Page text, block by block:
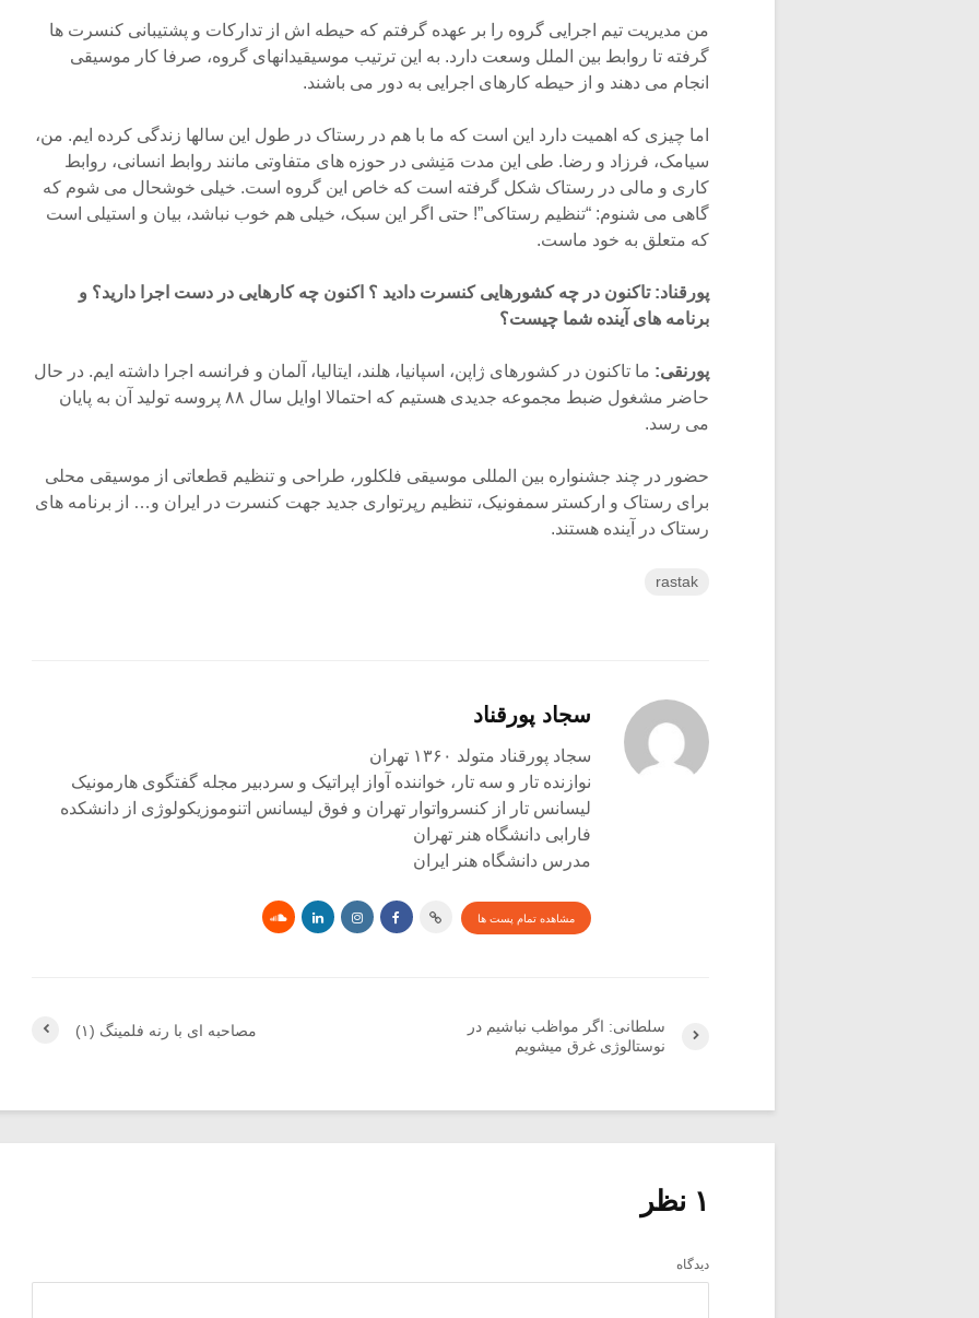
من مدیریت تیم اجرایی گروه را بر عهده گرفتم که حیطه اش از تدارکات و پشتیبانی کنسرت ها
گرفته تا روابط بین الملل وسعت دارد. به این ترتیب موسیقیدانهای گروه، صرفا کار موسیقی
انجام می دهند و از حیطه کارهای اجرایی به دور می باشند.
اما چیزی که اهمیت دارد این است که ما با هم در رستاک در طول این سالها زندگی کرده ایم. من،
سیامک، فرزاد و رضا. طی این مدت مَنِشی در حوزه های متفاوتی مانند روابط انسانی، روابط
کاری و مالی در رستاک شکل گرفته است که خاص این گروه است. خیلی خوشحال می شوم که
گاهی می شنوم: “تنظیم رستاکی”! حتی اگر این سبک، خیلی هم خوب نباشد، بیان و استیلی است
که متعلق به خود ماست.
پورقناد: تاکنون در چه کشورهایی کنسرت دادید ؟ اکنون چه کارهایی در دست اجرا دارید؟ و
برنامه های آینده شما چیست؟
پورنقی: ما تاکنون در کشورهای ژاپن، اسپانیا، هلند، ایتالیا، آلمان و فرانسه اجرا داشته ایم. در حال
حاضر مشغول ضبط مجموعه جدیدی هستیم که احتمالا اوایل سال ۸۸ پروسه تولید آن به پایان
می رسد.
حضور در چند جشنواره بین المللی موسیقی فلکلور، طراحی و تنظیم قطعاتی از موسیقی محلی
برای رستاک و ارکستر سمفونیک، تنظیم رپرتواری جدید جهت کنسرت در ایران و… از برنامه های
رستاک در آینده هستند.
rastak
سجاد پورقناد
سجاد پورقناد متولد ۱۳۶۰ تهران
نوازنده تار و سه تار، خواننده آواز اپراتیک و سردبیر مجله گفتگوی هارمونیک
لیسانس تار از کنسرواتوار تهران و فوق لیسانس اتنوموزیکولوژی از دانشکده
فارابی دانشگاه هنر تهران
مدرس دانشگاه هنر ایران
مشاهده تمام پست ها
مصاحبه ای با رنه فلمینگ (۱)
سلطانی: اگر مواظب نباشیم در
نوستالوژی غرق میشویم
۱ نظر
دیدگاه